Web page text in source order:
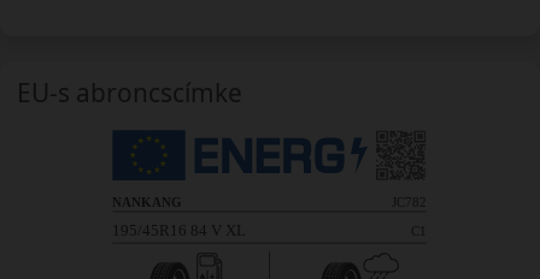
EU-s abroncscímke